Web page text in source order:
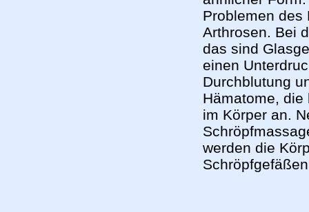
Problemen des
Arthrosen. Bei
das sind
einen
Durchblutung
Hämatome,
im Körper an.
werden die